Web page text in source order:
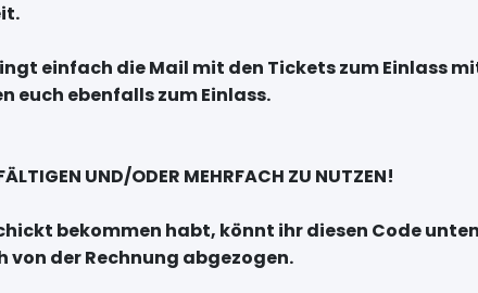
einfach die Mail mit den Tickets zum Einlass
euch ebenfalls zum Einlass.
UND/ODER MEHRFACH ZU NUTZEN!
bekommen habt, könnt ihr diesen Code
der Rechnung abgezogen.